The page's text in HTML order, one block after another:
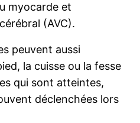
myocarde et
(AVC).
peuvent aussi
la cuisse ou la fesse
qui sont atteintes,
déclenchées lors